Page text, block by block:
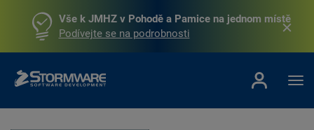
Vše k JMHZ v Pohodě a Pamice na jednom místě
Podívejte se na podrobnosti